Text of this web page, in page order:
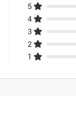
5
4
3
2
1